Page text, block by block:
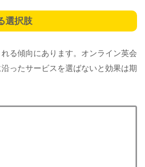
選択肢
る傾向にあります。オンライン英会
ったサービスを選ばないと効果は期